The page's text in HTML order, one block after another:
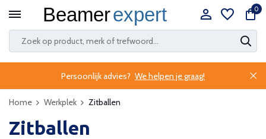
0
Persoonlijk advies? We helpen je graag!
Home Werkplek Zitballen
Zitballen